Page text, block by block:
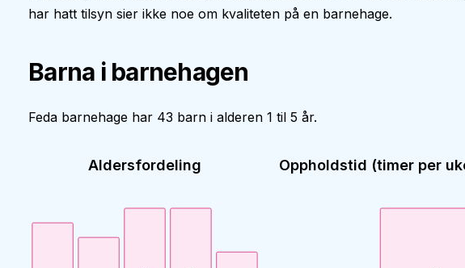
har hatt tilsyn sier ikke noe om kvaliteten på en barnehage.
Barna i barnehagen
Feda barnehage har 43 barn i alderen 1 til 5 år.
Aldersfordeling Oppholdstid (timer per